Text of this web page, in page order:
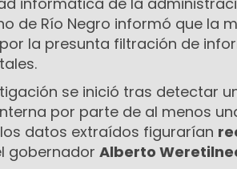
de Río Negro informó que la
la presunta filtración de
se inició tras detectar
por parte de al menos
datos extraídos figurarían
gobernador Alberto